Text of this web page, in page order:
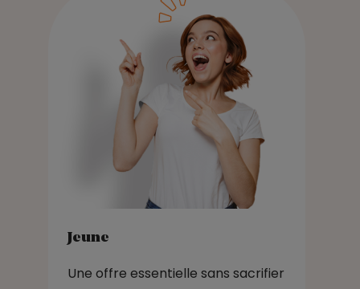
Jeune
Une offre essentielle sans sacrifier